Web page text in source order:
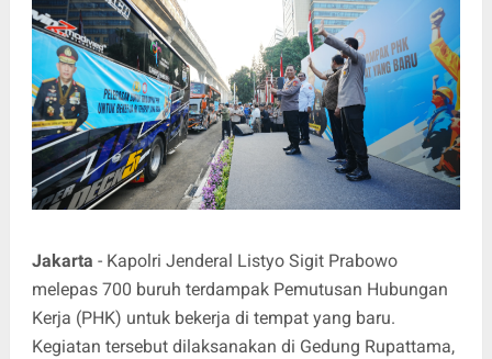
Jakarta - Kapolri Jenderal Listyo Sigit Prabowo
melepas 700 buruh terdampak Pemutusan Hubungan
Kerja (PHK) untuk bekerja di tempat yang baru.
Kegiatan tersebut dilaksanakan di Gedung Rupattama,